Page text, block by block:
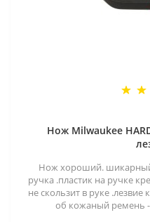
Нож Milwaukee
Нож хороший.
ручка .пластик на ручке
не скользит в руке
об кожаный ремень -